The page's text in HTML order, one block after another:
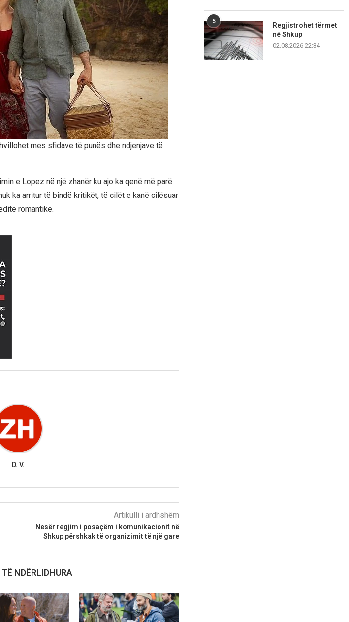
mes sfidave të punës dhe ndjenjave të
e Lopez në një zhanër ku ajo ka qenë më parë
ka arritur të bindë kritikët, të cilët e kanë cilësuar
romantike.
D. V.
Artikulli i ardhshëm
Nesër regjim i posaçëm i komunikacionit në
Shkup përshkak të organizimit të një gare
NDËRLIDHURA
5
Regjistrohet tërmet
në Shkup
02.08.2026 22:34